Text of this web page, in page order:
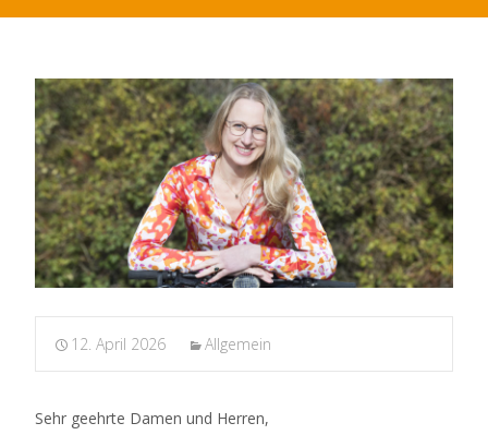
12. April 2026 Allgemein
Sehr geehrte Damen und Herren,